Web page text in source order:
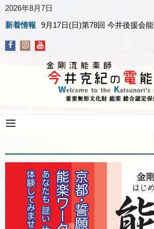
2026年8月7日
新着情報
9月17日(日)第78回 今井後援会能